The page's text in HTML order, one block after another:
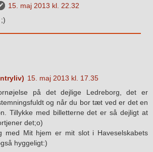
15. maj 2013 kl. 22.32
15. maj 2013 kl. 17.35
på det dejlige Ledreborg, det er
og når du bor tæt ved er det en
Tillykke med billetterne det er så dejligt at
det;o)
med Mit hjem er mit slot i Haveselskabets
hyggeligt:)